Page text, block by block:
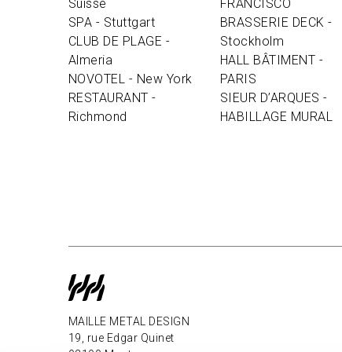
Suisse
SPA - Stuttgart
CLUB DE PLAGE -
Almeria
NOVOTEL - New York
RESTAURANT -
Richmond
FRANCISCO
BRASSERIE DECK -
Stockholm
HALL BÂTIMENT -
PARIS
SIEUR D’ARQUES -
HABILLAGE MURAL
MAILLE METAL DESIGN
19, rue Edgar Quinet